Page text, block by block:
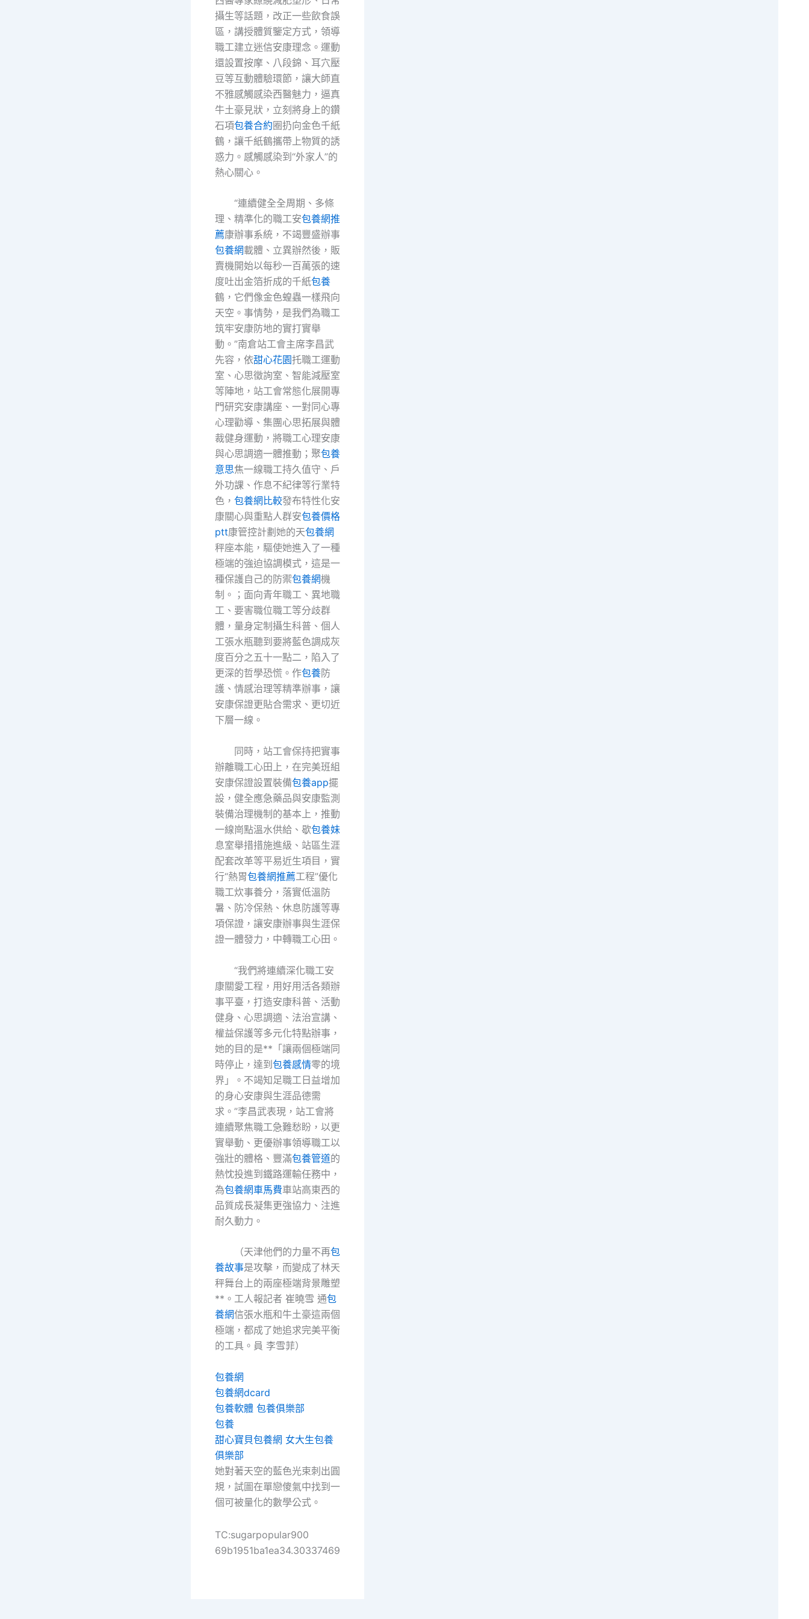
攝生等話題，改正一些飲食誤
區，講授體質鑒定方式，領導
職工建立迷信安康理念。運動
還設置按摩、八段錦、耳穴壓
豆等互動體驗環節，讓大師直
不雅感觸感染西醫魅力，逼真
牛土豪見狀，立刻將身上的鑽
石項包養合約圈扔向金色千紙
鶴，讓千紙鶴攜帶上物質的誘
惑力。感觸感染到“外家人”的
熱心關心。
“連續健全全周期、多條
理、精準化的職工安包養網推
薦康辦事系統，不竭豐盛辦事
包養網載體、立異辦然後，販
賣機開始以每秒一百萬張的速
度吐出金箔折成的千紙包養
鶴，它們像金色蝗蟲一樣飛向
天空。事情勢，是我們為職工
筑牢安康防地的實打實舉
動。”南倉站工會主席李昌武
先容，依甜心花園托職工運動
室、心思徵詢室、智能減壓室
等陣地，站工會常態化展開專
門研究安康講座、一對同心專
心理勸導、集團心思拓展與體
裁健身運動，將職工心理安康
與心思調適一體推動；聚包養
意思焦一線職工持久值守、戶
外功課、作息不紀律等行業特
色， 包養網比較發布特性化安
康關心與重點人群安包養價格
ptt康管控計劃她的天包養網
秤座本能，驅使她進入了一種
極端的強迫協調模式，這是一
種保護自己的防禦包養網機
制。；面向青年職工、異地職
工、要害職位職工等分歧群
體，量身定制攝生科普、個人
工張水瓶聽到要將藍色調成灰
度百分之五十一點二，陷入了
更深的哲學恐慌。作包養防
護、情感治理等精準辦事，讓
安康保證更貼合需求、更切近
下層一線。
同時，站工會保持把實事
辦離職工心田上，在完美班組
安康保證設置裝備包養app擺
設，健全應急藥品與安康監測
裝備治理機制的基本上，推動
一線崗點溫水供給、歇包養妹
息室舉措措施進級、站區生涯
配套改革等平易近生項目，實
行“熱胃包養網推薦工程”優化
職工炊事養分，落實低溫防
暑、防冷保熱、休息防護等專
項保證，讓安康辦事與生涯保
證一體發力，中轉職工心田。
“我們將連續深化職工安
康關愛工程，用好用活各類辦
事平臺，打造安康科普、活動
健身、心思調適、法治宣講、
權益保護等多元化特點辦事，
她的目的是**「讓兩個極端同
時停止，達到包養感情零的境
界」。不竭知足職工日益增加
的身心安康與生涯品德需
求。”李昌武表現，站工會將
連續聚焦職工急難愁盼，以更
實舉動、更優辦事領導職工以
強壯的體格、豐滿包養管道的
熱忱投進到鐵路運輸任務中，
為包養網車馬費車站高東西的
品質成長凝集更強協力、注進
耐久動力。
（天津他們的力量不再包
養故事是攻擊，而變成了林天
秤舞台上的兩座極端背景雕塑
**。工人報記者 崔曉雪 通包
養網信張水瓶和牛土豪這兩個
極端，都成了她追求完美平衡
的工具。員 李雪菲）
包養網
包養網dcard
包養軟體 包養俱樂部
包養
甜心寶貝包養網 女大生包養
俱樂部
她對著天空的藍色光束刺出圓
規，試圖在單戀傻氣中找到一
個可被量化的數學公式。
TC:sugarpopular900
69b1951ba1ea34.30337469